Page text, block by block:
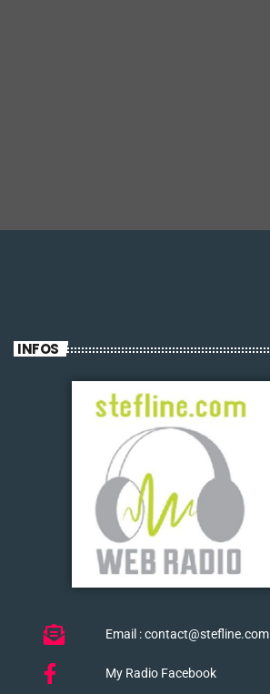
INFOS
Email : contact@stefline.com
My Radio Facebook